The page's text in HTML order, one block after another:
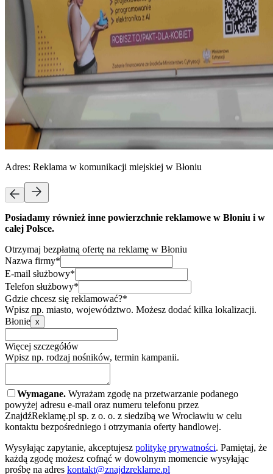
Adres: Reklama w komunikacji miejskiej w Błoniu
Posiadamy również inne powierzchnie reklamowe w Błoniu i w
całej Polsce.
Otrzymaj bezpłatną ofertę na reklamę w Błoniu
Nazwa firmy*
E-mail służbowy*
Telefon służbowy*
Gdzie chcesz się reklamować?*
Wpisz np. miasto, województwo. Możesz dodać kilka lokalizacji.
Błonie x
Więcej szczegółów
Wpisz np. rodzaj nośników, termin kampanii.
Wymagane. Wyrażam zgodę na przetwarzanie podanego
powyżej adresu e-mail oraz numeru telefonu przez
ZnajdźReklamę.pl sp. z o. o. z siedzibą we Wrocławiu w celu
kontaktu bezpośredniego i otrzymania oferty handlowej.
Wysyłając zapytanie, akceptujesz politykę prywatności. Pamiętaj, że
każdą zgodę możesz cofnąć w dowolnym momencie wysyłając
prośbę na adres kontakt@znajdzreklame.pl